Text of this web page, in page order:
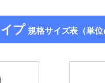
イプ規格サイズ表（単